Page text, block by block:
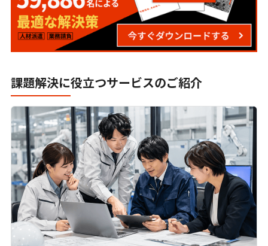
Excelは本当に時代遅れか？脱Excelだけでは進
まない業務DXの実践事例
ノーコード・ローコードとは？RPA・Excelマク
ロとの違いを比較解説
“あの人しか触れないExcel・Access”をなくす
｜属人化脱却の進め方
課題解決に役立つサービスのご紹介